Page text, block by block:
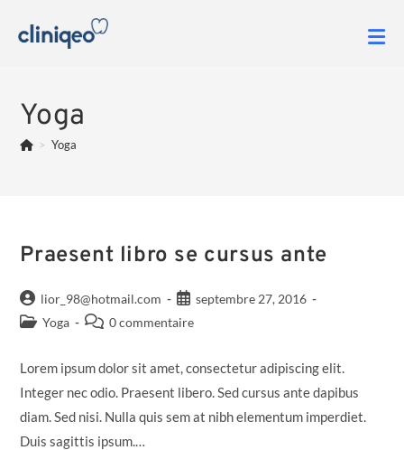
Yoga
> Yoga
Praesent libro se cursus ante
lior_98@hotmail.com
septembre 27, 2016
Yoga
0 commentaire
Lorem ipsum dolor sit amet, consectetur adipiscing elit.
Integer nec odio. Praesent libero. Sed cursus ante dapibus
diam. Sed nisi. Nulla quis sem at nibh elementum imperdiet.
Duis sagittis ipsum.…